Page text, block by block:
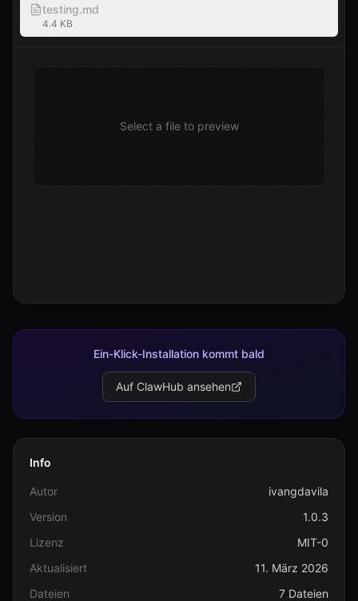
testing.md
4.4 KB
Select a file to preview
Ein-Klick-Installation kommt bald
Auf ClawHub ansehen
Info
Autor
ivangdavila
Version
1.0.3
Lizenz
MIT-0
Aktualisiert
11. März 2026
Dateien
7 Dateien